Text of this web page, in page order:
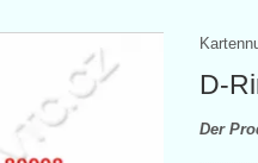
D-
Der